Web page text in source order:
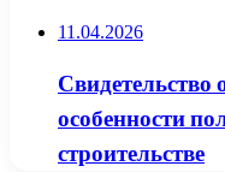
11.04.2026
Свидетельство
особенности
строительстве